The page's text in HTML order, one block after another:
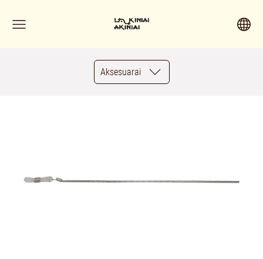
Aksesuarai